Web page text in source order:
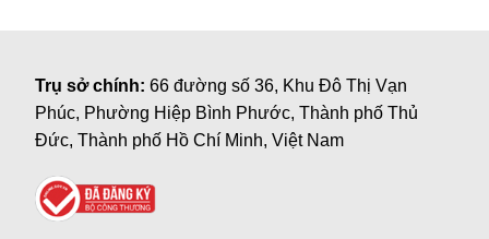
Trụ sở chính:66 đường số 36, Khu Đô Thị Vạn
Phúc, Phường Hiệp Bình Phước, Thành phố Thủ
Đức, Thành phố Hồ Chí Minh, Việt Nam